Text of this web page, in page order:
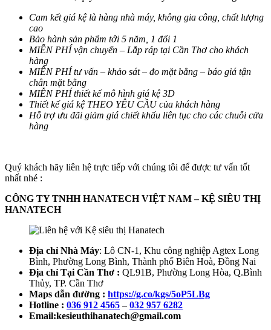
Cam kết giá kệ là hàng nhà máy, không gia công, chất lượng
cao
Bảo hành sản phẩm tới 5 năm, 1 đổi 1
MIỄN PHÍ vận chuyển – Lắp ráp tại Cần Thơ cho khách
hàng
MIỄN PHÍ tư vấn – khảo sát – đo mặt bằng – báo giá tận
chân mặt bằng
MIỄN PHÍ thiết kế mô hình giá kệ 3D
Thiết kế giá kệ THEO YÊU CẦU của khách hàng
Hỗ trợ ưu đãi giảm giá chiết khấu liên tục cho các chuỗi cửa
hàng
Quý khách hãy liên hệ trực tiếp với chúng tôi để được tư vấn tốt
nhất nhé :
CÔNG TY TNHH HANATECH VIỆT NAM – KỆ SIÊU THỊ
HANATECH
Địa chỉ Nhà Máy: Lô CN-1, Khu công nghiệp Agtex Long
Bình, Phường Long Bình, Thành phố Biên Hoà, Đồng Nai
Địa chỉ Tại Cần Thơ : QL91B, Phường Long Hòa, Q.Bình
Thủy, TP. Cần Thơ
Maps dẫn đường : https://g.co/kgs/5oP5LBg
Hotline : 036 912 4565–032 957 6282
Email:kesieuthihanatech@gmail.com